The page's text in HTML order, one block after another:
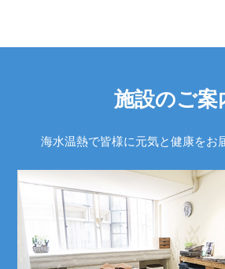
施設のご案
海水温熱で皆様に元気と健康をお